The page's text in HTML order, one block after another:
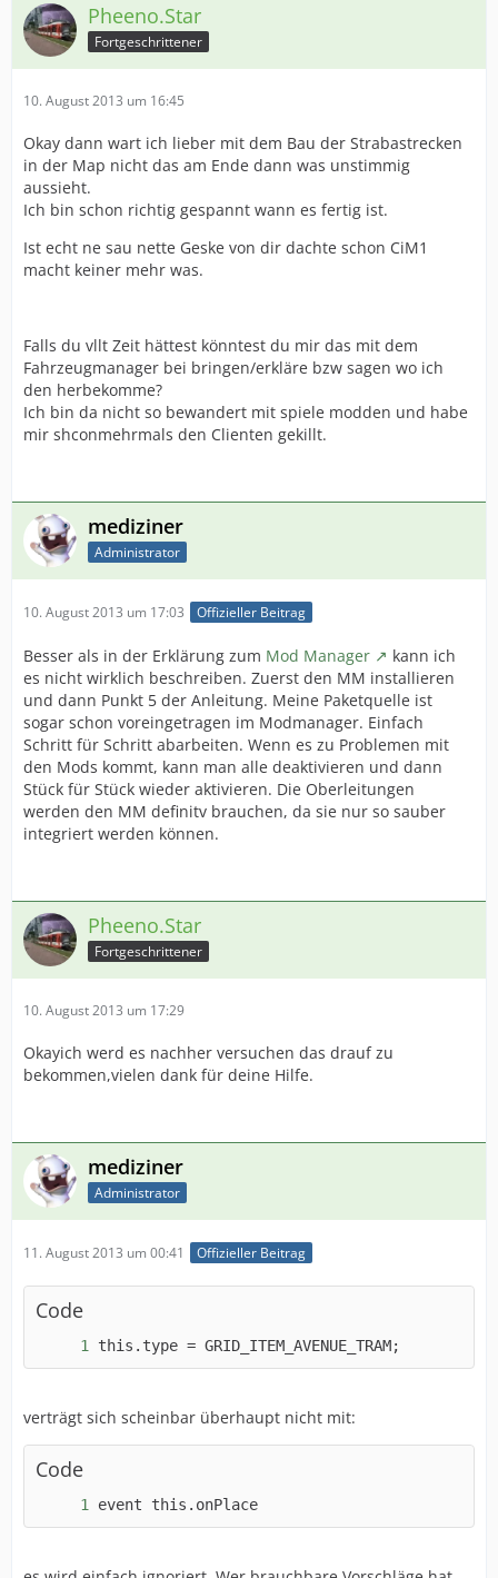
Pheeno.Star
Fortgeschrittener
10. August 2013 um 16:45
Okay dann wart ich lieber mit dem Bau der Strabastrecken
in der Map nicht das am Ende dann was unstimmig
aussieht.
Ich bin schon richtig gespannt wann es fertig ist.
Ist echt ne sau nette Geske von dir dachte schon CiM1
macht keiner mehr was.
Falls du vllt Zeit hättest könntest du mir das mit dem
Fahrzeugmanager bei bringen/erkläre bzw sagen wo ich
den herbekomme?
Ich bin da nicht so bewandert mit spiele modden und habe
mir shconmehrmals den Clienten gekillt.
mediziner
Administrator
10. August 2013 um 17:03 Offizieller Beitrag
Besser als in der Erklärung zum Mod Manager
kann ich
es nicht wirklich beschreiben. Zuerst den MM installieren
und dann Punkt 5 der Anleitung. Meine Paketquelle ist
sogar schon voreingetragen im Modmanager. Einfach
Schritt für Schritt abarbeiten. Wenn es zu Problemen mit
den Mods kommt, kann man alle deaktivieren und dann
Stück für Stück wieder aktivieren. Die Oberleitungen
werden den MM definitv brauchen, da sie nur so sauber
integriert werden können.
Pheeno.Star
Fortgeschrittener
10. August 2013 um 17:29
Okayich werd es nachher versuchen das drauf zu
bekommen,vielen dank für deine Hilfe.
mediziner
Administrator
11. August 2013 um 00:41 Offizieller Beitrag
Code
this.type = GRID_ITEM_AVENUE_TRAM;
verträgt sich scheinbar überhaupt nicht mit:
Code
event this.onPlace